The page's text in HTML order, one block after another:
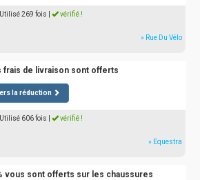
| Utilisé 269 fois vérifié !
» Rue Du Vélo
frais de livraison sont offerts
la réduction
| Utilisé 606 fois vérifié !
» Equestra
vous sont offerts sur les chaussures